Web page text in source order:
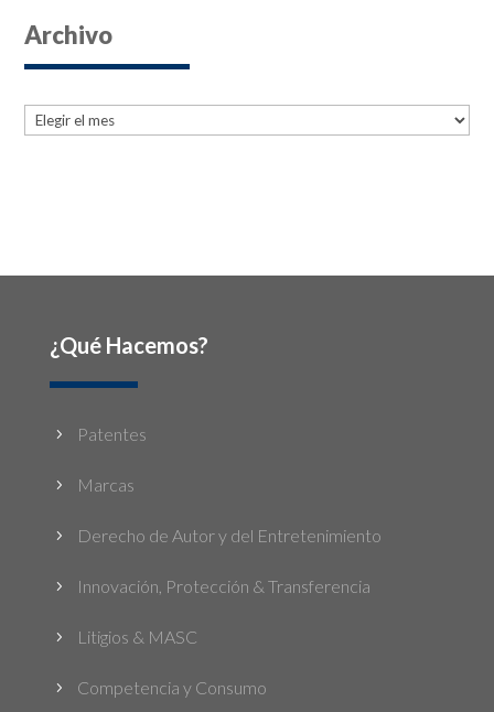
Archivo
Archives
¿Qué Hacemos?
5 Patentes
5 Marcas
5 Derecho de Autor y del Entretenimiento
5 Innovación, Protección & Transferencia
5 Litigios & MASC
5 Competencia y Consumo